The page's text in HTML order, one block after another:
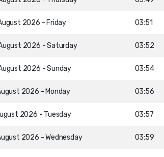
2026 - Friday 03:51
2026 - Saturday 03:52
2026 - Sunday 03:54
2026 - Monday 03:56
2026 - Tuesday 03:57
2026 - Wednesday 03:59